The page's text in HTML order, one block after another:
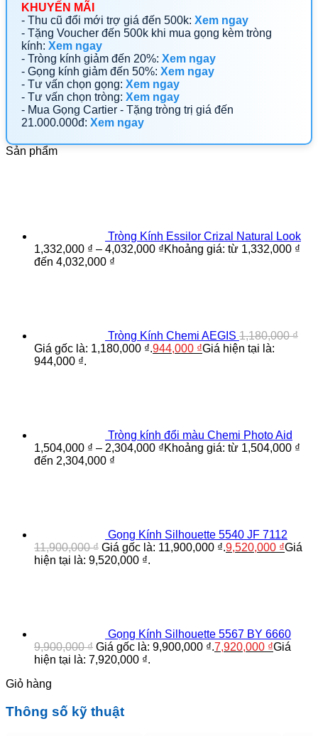
KHUYẾN MÃI
- Thu cũ đổi mới trợ giá đến 500k: Xem ngay
- Tặng Voucher đến 500k khi mua gọng kèm tròng
kính: Xem ngay
- Tròng kính giảm đến 20%: Xem ngay
- Gọng kính giảm đến 50%: Xem ngay
- Tư vấn chọn gọng: Xem ngay
- Tư vấn chọn tròng: Xem ngay
- Mua Gọng Cartier - Tặng tròng trị giá đến
21.000.000đ: Xem ngay
Sản phẩm
Tròng Kính Essilor Crizal Natural Look
1,332,000 ₫ – 4,032,000 ₫Khoảng giá: từ 1,332,000 ₫
đến 4,032,000 ₫
Tròng Kính Chemi AEGIS 1,180,000₫
Giá gốc là: 1,180,000 ₫.944,000 ₫Giá hiện tại là:
944,000 ₫.
Tròng kính đổi màu Chemi Photo Aid
1,504,000 ₫ – 2,304,000 ₫Khoảng giá: từ 1,504,000 ₫
đến 2,304,000 ₫
Gọng Kính Silhouette 5540 JF 7112
11,900,000₫ Giá gốc là: 11,900,000 ₫.9,520,000 ₫Giá
hiện tại là: 9,520,000 ₫.
Gọng Kính Silhouette 5567 BY 6660
9,900,000₫ Giá gốc là: 9,900,000 ₫.7,920,000 ₫Giá
hiện tại là: 7,920,000 ₫.
Giỏ hàng
Thông số kỹ thuật